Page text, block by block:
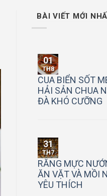
BÀI VIẾT MỚI
01
TH8
CUA BIỂN SỐT
HẢI SẢN CHUA
ĐÀ KHÓ CƯỠNG
31
TH7
RĂNG MỰC
ĂN VẶT VÀ MỒI
YÊU THÍCH